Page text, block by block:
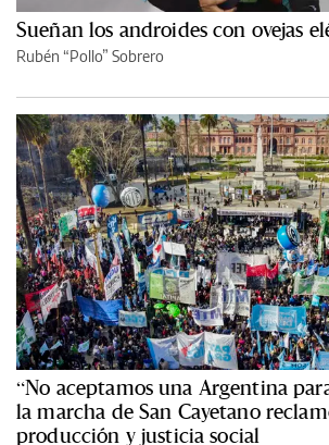
Sueñan los androides con ovejas
Rubén “Pollo” Sobrero
“No aceptamos una Argentina
la marcha de San Cayetano
producción y justicia social